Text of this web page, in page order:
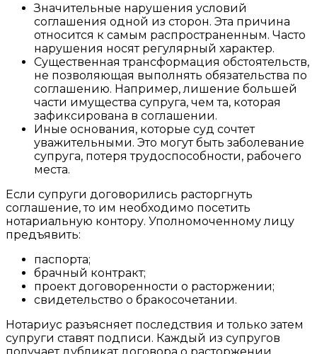
Значительные нарушения условий
соглашения одной из сторон. Эта причина
относится к самым распространенным. Часто
нарушения носят регулярный характер.
Существенная трансформация обстоятельств,
не позволяющая выполнять обязательства по
соглашению. Например, лишение большей
части имущества супруга, чем та, которая
зафиксирована в соглашении.
Иные основания, которые суд сочтет
уважительными. Это могут быть заболевание
супруга, потеря трудоспособности, рабочего
места.
Если супруги договорились расторгнуть
соглашение, то им необходимо посетить
нотариальную контору. Уполномоченному лицу
предъявить:
паспорта;
брачный контракт;
проект договоренности о расторжении;
свидетельство о бракосочетании.
Нотариус разъясняет последствия и только затем
супруги ставят подписи. Каждый из супругов